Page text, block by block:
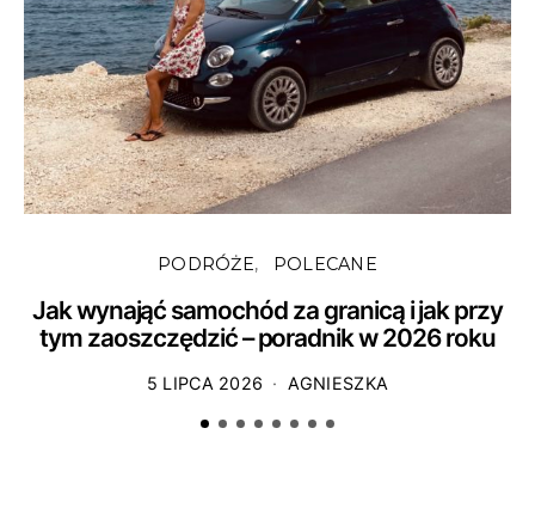
PODRÓŻE POLECANE
Jak wynająć samochód za granicą i jak przy
tym zaoszczędzić – poradnik w 2026 roku
5 LIPCA 2026 AGNIESZKA